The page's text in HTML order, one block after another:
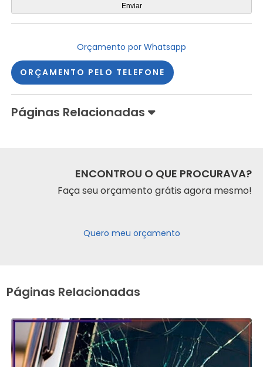
Orçamento por Whatsapp
ORÇAMENTO PELO TELEFONE
Páginas Relacionadas
ENCONTROU O QUE PROCURAVA?
Faça seu orçamento grátis agora mesmo!
Quero meu orçamento
Páginas Relacionadas